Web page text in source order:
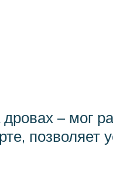
– мог
позволяет